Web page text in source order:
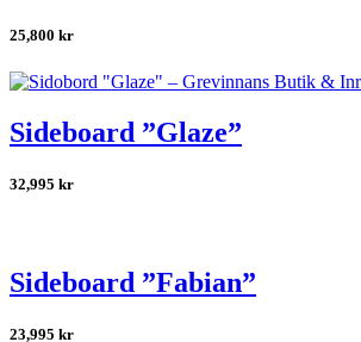
25,800 kr
Sideboard ”Glaze”
32,995 kr
Sideboard ”Fabian”
23,995 kr